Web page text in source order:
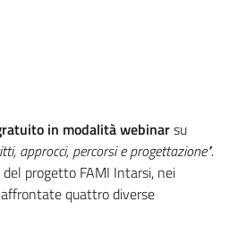
in modalità webinarsu
approcci, percorsi e progettazione".
progetto FAMI Intarsi, nei
quattro diverse